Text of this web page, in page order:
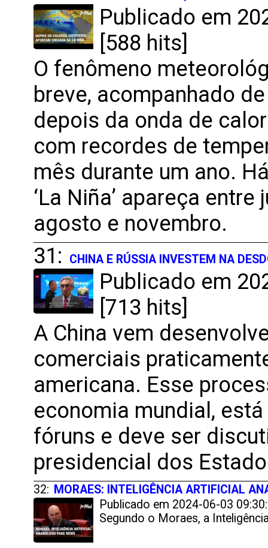
Publicado em
[588 hits]
O fenômeno
breve, acompanhado
depois da onda de
com recordes de
mês durante um ano.
‘La Niña’ apareça
agosto e novembro.
31:
CHINA E RÚSSIA INVESTEM NA
Publicado em
[713 hits]
A China vem
comerciais
americana. Esse
economia mundial,
fóruns e deve ser
presidencial dos
32: MORAES: INTELIGÊNCIA ARTIFICIAL
Publicado em 2024-06-03
Segundo o Moraes, a